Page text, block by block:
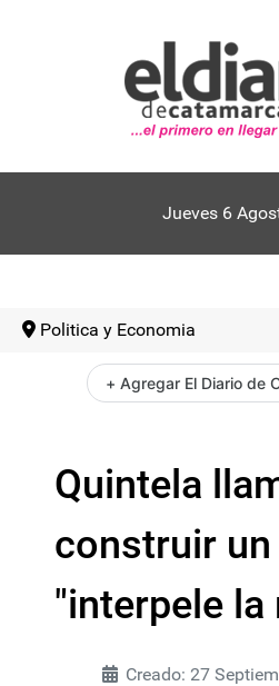
Jueves 6
Politica y Economia
+ Agregar El Diario de
Quintela
construir un
"interpele la
Creado: 27